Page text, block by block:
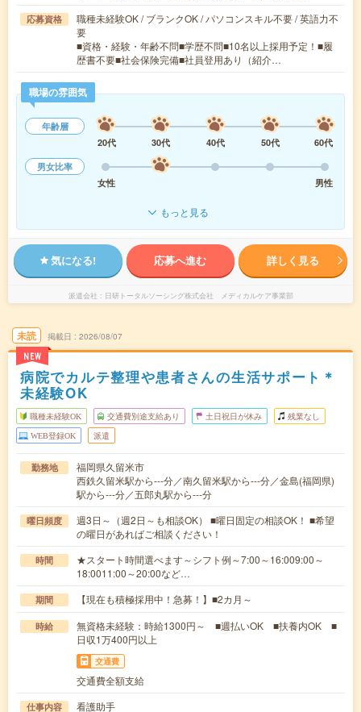
応募資格
職種未経験OK / ブランクOK / パソコンスキル不要 / 英語力不
要
■資格・経験・年齢不問■学歴不問■10名以上採用予定！■履
歴書不要■社会保険完備■社員登用あり（紹介…
職場の雰囲気
年齢層
20代
30代 40代 50代
60代
男女比率
女性
男性
もっと見る
気になる! 応募へ進む 詳しく見る
派遣会社 日研トータルソーシング株式会社 メディカルケア事業部
未読
NEW
掲載日 2026/08/07
病院でカルテ整理や患者さんの生活サポート＊
未経験OK
職種未経験OK 交通費別途支給あり 土日祝日が休み 残業なし
WEB登録OK 派遣
勤務地
福岡県久留米市
西鉄久留米駅から---分／南久留米駅から---分／金島(福岡県)
駅から---分／五郎丸駅から---分
曜日頻度
週3日～（週2日～も相談OK） ■曜日固定の相談OK！ ■希望
の曜日があればご相談ください！
時間
★スタート時間選べます～シフト例～7:00～16:009:00～
18:0011:00～20:00など…
期間 【現在も積極採用中！急募！】■2カ月～
時給
無資格未経験：時給1300円～ ■週払いOK ■扶養内OK ■
日収1万400円以上
交通費
交通費全額支給
仕事内容 看護助手